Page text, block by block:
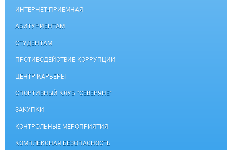
ИНТЕРНЕТ-ПРИЕМНАЯ
АБИТУРИЕНТАМ
СТУДЕНТАМ
ПРОТИВОДЕЙСТВИЕ КОРРУПЦИИ
ЦЕНТР КАРЬЕРЫ
СПОРТИВНЫЙ КЛУБ "СЕВЕРЯНЕ"
ЗАКУПКИ
КОНТРОЛЬНЫЕ МЕРОПРИЯТИЯ
КОМПЛЕКСНАЯ БЕЗОПАСНОСТЬ